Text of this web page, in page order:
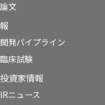
論文
開発パイプライン
臨床試験
資家情報
IRニュース